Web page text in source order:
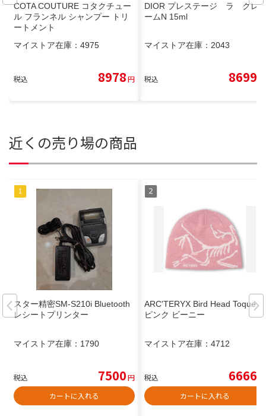
COTA COUTURE コタクチュー
ル フランネル シャンプー トリ
ートメント
マイストア在庫： 4975
税込 8978円
DIOR プレステージ ラ クレ
ームN 15ml
マイストア在庫： 2043
税込 8699
近くの売り場の商品
スター精密SM-S210i Bluetooth
レシートプリンター
マイストア在庫： 1790
税込 7500円
カートに入れる
ARC'TERYX Bird Head Toque
ピンク ビーニー
マイストア在庫： 4712
税込 6666
カートに入れる